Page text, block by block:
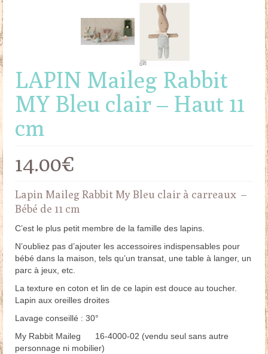
LAPIN Maileg Rabbit
MY Bleu clair – Haut 11
cm
14.00€
Lapin Maileg Rabbit My Bleu clair à carreaux –
Bébé de 11 cm
C’est le plus petit membre de la famille des lapins.
N’oubliez pas d’ajouter les accessoires indispensables pour
bébé dans la maison, tels qu’un transat, une table à langer, un
parc à jeux, etc.
La texture en coton et lin de ce lapin est douce au toucher.
Lapin aux oreilles droites
Lavage conseillé : 30°
My Rabbit Maileg 16-4000-02 (vendu seul sans autre
personnage ni mobilier)